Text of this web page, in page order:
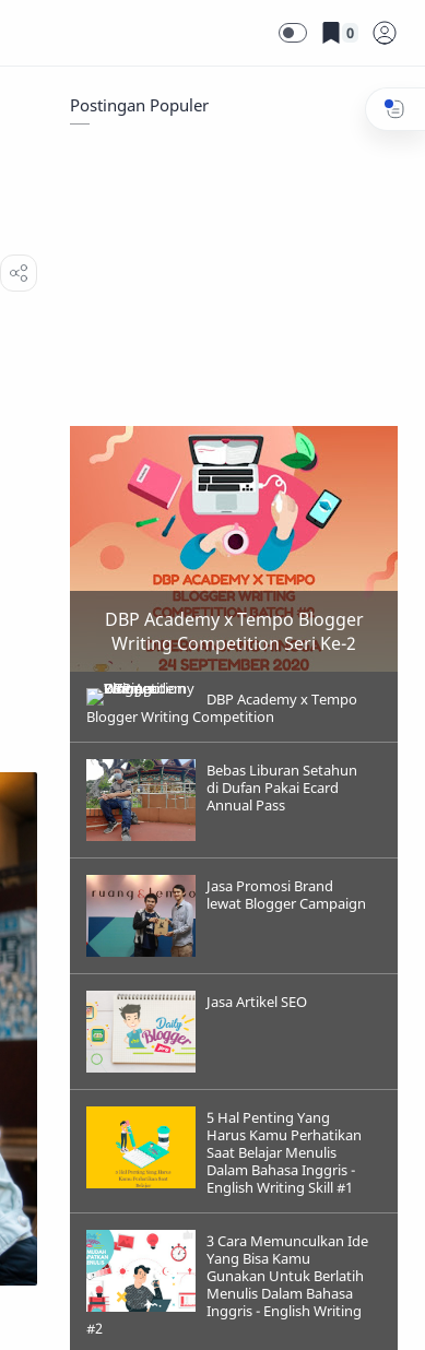
0
Postingan Populer
DBP Academy x Tempo Blogger
Writing Competition Seri Ke-2
DBP Academy x Tempo
Blogger Writing Competition
Bebas Liburan Setahun
di Dufan Pakai Ecard
Annual Pass
Jasa Promosi Brand
lewat Blogger Campaign
Jasa Artikel SEO
5 Hal Penting Yang
Harus Kamu Perhatikan
Saat Belajar Menulis
Dalam Bahasa Inggris -
English Writing Skill #1
3 Cara Memunculkan Ide
Yang Bisa Kamu
Gunakan Untuk Berlatih
Menulis Dalam Bahasa
Inggris - English Writing
#2